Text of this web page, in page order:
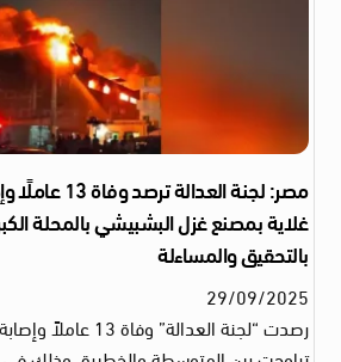
غلاية بمصنع غزل البشبيشي بالمحلة
بالتحقيق والمساءلة
29/09/2025